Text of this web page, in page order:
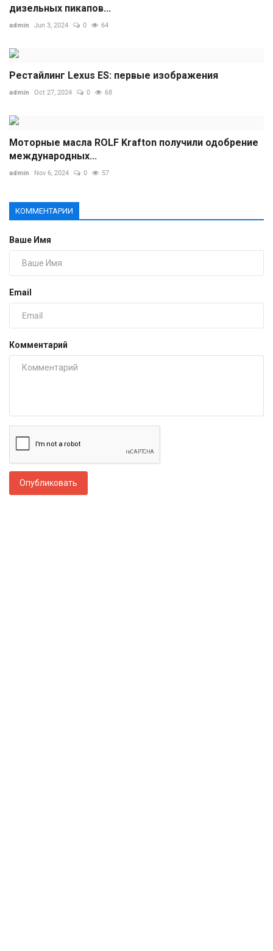
дизельных пикапов...
admin Jun 3, 2024 0 64
Рестайлинг Lexus ES: первые изображения
admin Oct 27, 2024 0 68
Моторные масла ROLF Krafton получили одобрение
международных...
admin Nov 6, 2024 0 57
КОММЕНТАРИИ
Ваше Имя
Email
Комментарий
Опубликовать